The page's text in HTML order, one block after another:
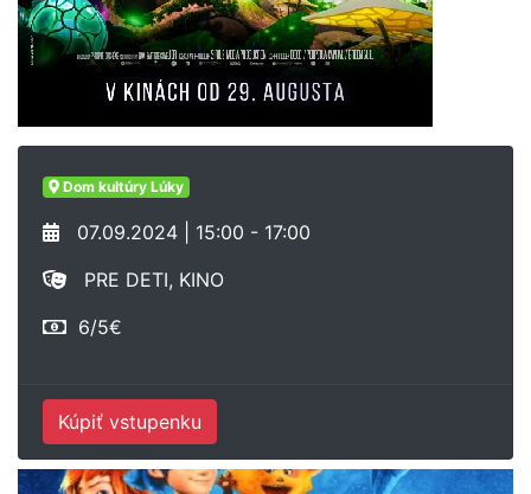
Dom kultúry Lúky
07.09.2024 | 15:00 - 17:00
PRE DETI, KINO
6/5€
Kúpiť vstupenku